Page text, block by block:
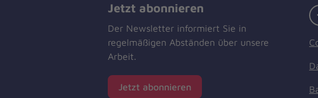
Jetzt abonnieren
Der Newsletter informiert Sie in
regelmäßigen Abständen über unsere
Arbeit.
Jetzt abonnieren